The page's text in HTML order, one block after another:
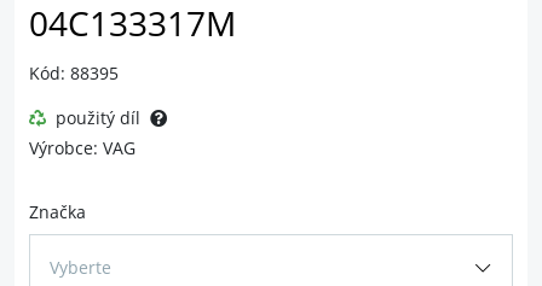
04C133317M
Kód: 88395
použitý díl
Výrobce: VAG
Značka
Vyberte